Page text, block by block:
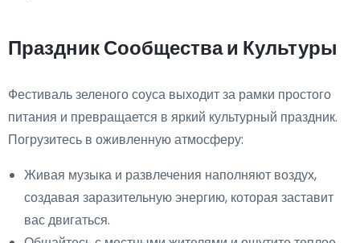
Праздник Сообщества и Культуры
Фестиваль зеленого соуса выходит за рамки простого
питания и превращается в яркий культурный праздник.
Погрузитесь в оживленную атмосферу:
Живая музыка и развлечения наполняют воздух,
создавая заразительную энергию, которая заставит
вас двигаться.